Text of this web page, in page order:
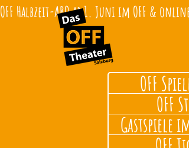
OFF Halbzeit-ABO ab 1. Juni im OFF &
OFF
OFF
Gastspiele